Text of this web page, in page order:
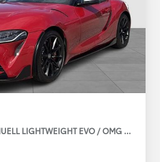
LIGHTWEIGHT EVO / OMG LEV!